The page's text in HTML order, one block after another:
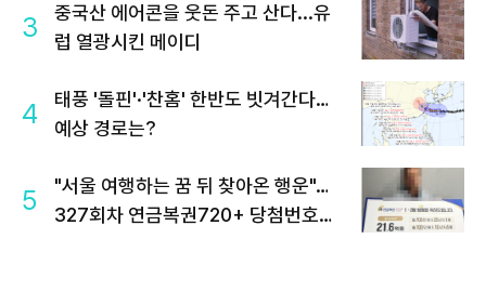
3
중국산 에어콘을 웃돈 주고 산다...유
럽 열광시킨 메이디
4
태풍 '돌핀'·'찬홈' 한반도 빗겨간다…
예상 경로는?
5
"서울 여행하는 꿈 뒤 찾아온 행운"…
327회차 연금복권720+ 당첨번호조